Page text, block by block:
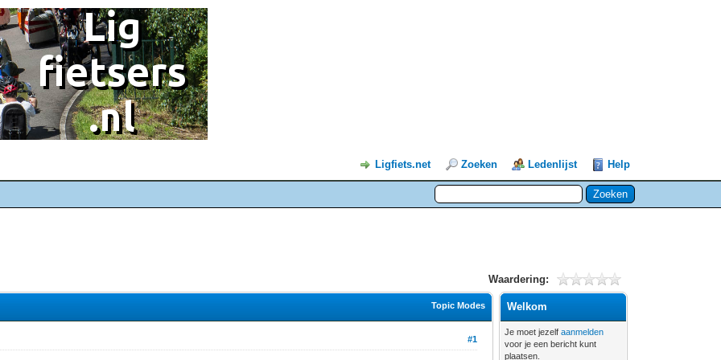
Ligfiets.net Zoeken Ledenlijst Help
Waardering:
Topic Modes
#1
Welkom
Je moet jezelfaanmelden
voor je een bericht kunt
plaatsen.